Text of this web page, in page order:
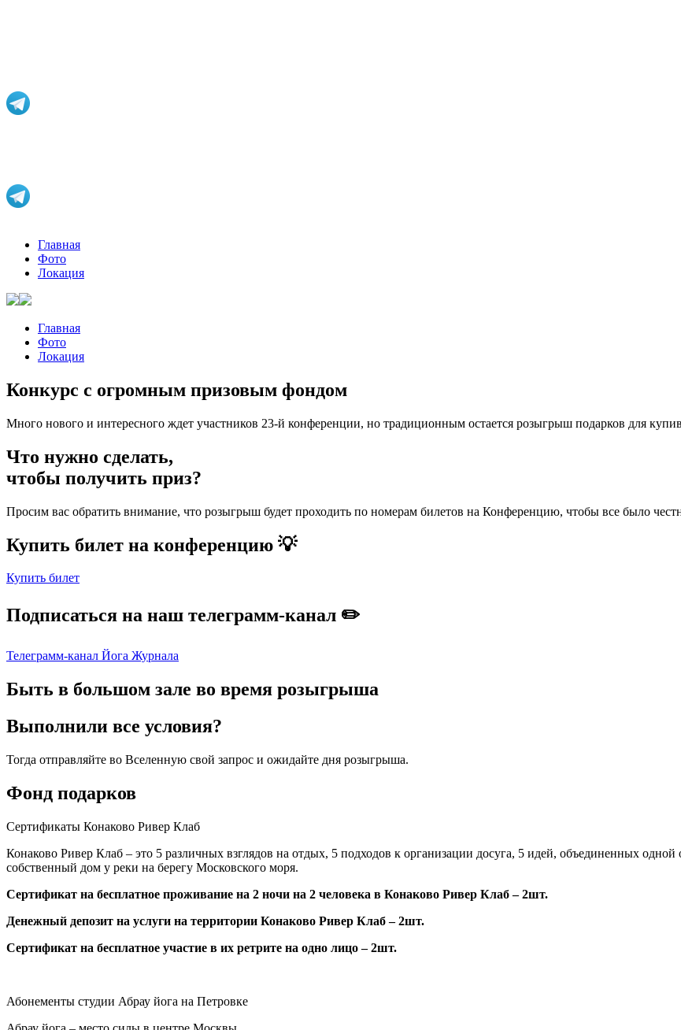
Главная
Фото
Локация
Главная
Фото
Локация
Конкурс с огромным призовым фондом
Много нового и интересного ждет участников 23-й конференции, но традиционным остается розыгрыш подарков для
Что нужно сделать,
чтобы получить приз?
Просим вас обратить внимание, что розыгрыш будет проходить по номерам билетов на Конференцию, чтобы все было
Купить билет на конференцию 💡
Купить билет
Подписаться на наш телеграмм‑канал ✏️
Телеграмм-канал Йога Журнала
Быть в большом зале во время розыгрыша
Выполнили все условия?
Тогда отправляйте во Вселенную свой запрос и ожидайте дня розыгрыша.
Фонд подарков
Сертификаты Конаково Ривер Клаб
Конаково Ривер Клаб – это 5 различных взглядов на отдых, 5 подходов к организации досуга, 5 идей, объединенных
собственный дом у реки на берегу Московского моря.
Сертификат на бесплатное проживание на 2 ночи на 2 человека в Конаково Ривер Клаб – 2шт.
Денежный депозит на услуги на территории Конаково Ривер Клаб – 2шт.
Сертификат на бесплатное участие в их ретрите на одно лицо – 2шт.
Абонементы студии Абрау йога на Петровке